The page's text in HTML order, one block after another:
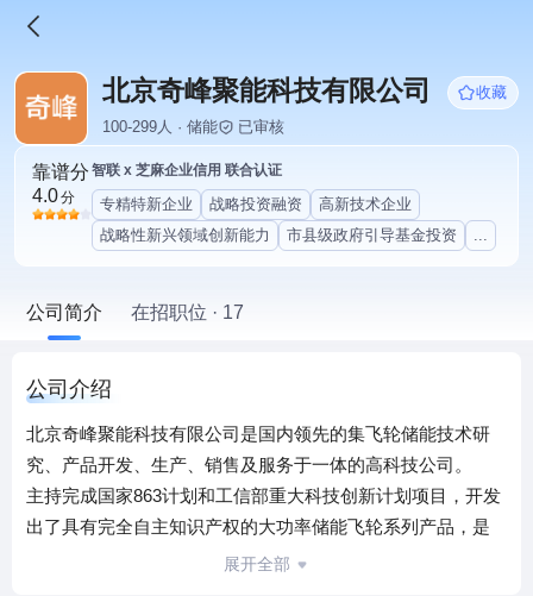
北京奇峰聚能科技有限公司
收藏
100-299人 · 储能
已审核
靠谱分
4.0分
智联 x 芝麻企业信用 联合认证
专精特新企业 战略投资融资
高新技术企业
战略性新兴领域创新能力
市县级政府引导基金投资 ...
公司简介 在招职位 · 17
公司介绍
北京奇峰聚能科技有限公司是国内领先的集飞轮储能技术研
究、产品开发、生产、销售及服务于一体的高科技公司。
主持完成国家863计划和工信部重大科技创新计划项目，开发
出了具有完全自主知识产权的大功率储能飞轮系列产品，是
国家重点支持的专门从事飞轮储能高端设备产业化单位，是
展开全部